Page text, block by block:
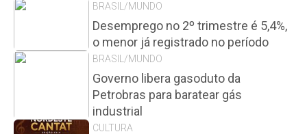
BRASIL/MUNDO
Desemprego no 2º trimestre é 5,4%,
o menor já registrado no período
BRASIL/MUNDO
Governo libera gasoduto da
Petrobras para baratear gás
industrial
CULTURA